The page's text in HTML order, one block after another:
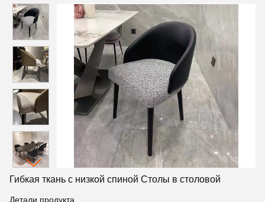
Гибкая ткань с низкой спиной Столы в столовой
Детали продукта